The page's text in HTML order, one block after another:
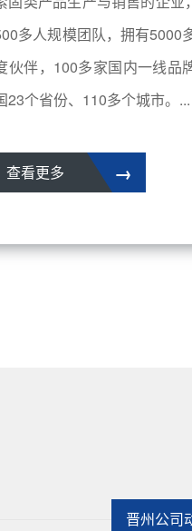
多人规模团队，拥有5000
伙伴，100多家国内一线品
23个省份、110多个城市。...
→
查看更多
晋州公司